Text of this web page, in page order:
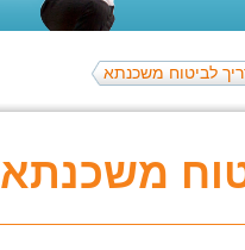
לביטוח משכנתא
משכנתא